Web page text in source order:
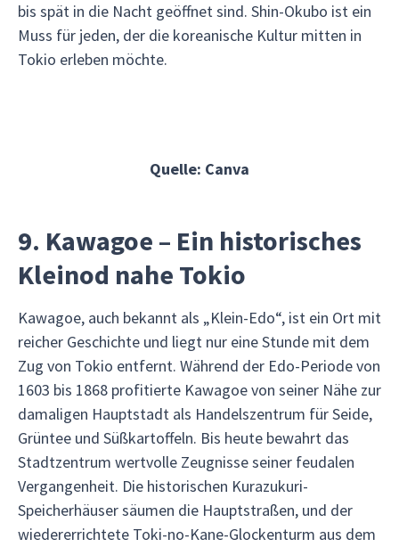
bis spät in die Nacht geöffnet sind. Shin-Okubo ist ein
Muss für jeden, der die koreanische Kultur mitten in
Tokio erleben möchte.
Quelle: Canva
9. Kawagoe – Ein historisches
Kleinod nahe Tokio
Kawagoe, auch bekannt als „Klein-Edo“, ist ein Ort mit
reicher Geschichte und liegt nur eine Stunde mit dem
Zug von Tokio entfernt. Während der Edo-Periode von
1603 bis 1868 profitierte Kawagoe von seiner Nähe zur
damaligen Hauptstadt als Handelszentrum für Seide,
Grüntee und Süßkartoffeln. Bis heute bewahrt das
Stadtzentrum wertvolle Zeugnisse seiner feudalen
Vergangenheit. Die historischen Kurazukuri-
Speicherhäuser säumen die Hauptstraßen, und der
wiedererrichtete Toki-no-Kane-Glockenturm aus dem